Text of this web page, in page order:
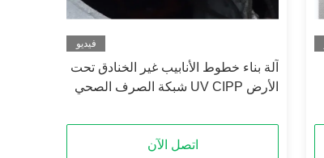
فيديو
آلة بناء خطوط الأنابيب غير الخنادق تحت
الأرض UV CIPP شبكة الصرف الصحي
اتصل الآن